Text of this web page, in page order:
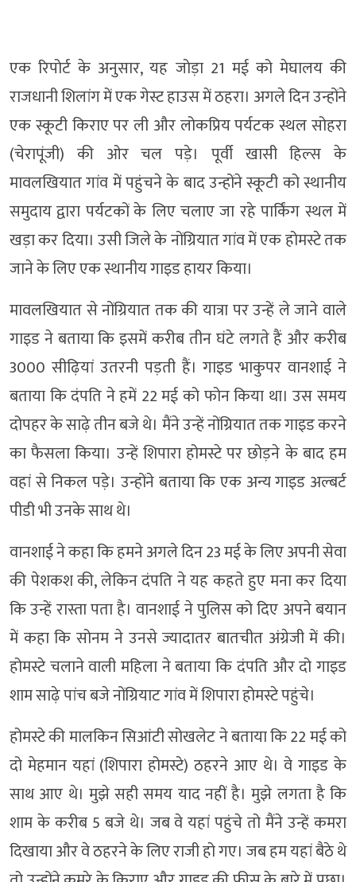
एक रिपोर्ट के अनुसार, यह जोड़ा 21 मई को मेघालय की
राजधानी शिलांग में एक गेस्ट हाउस में ठहरा। अगले दिन उन्होंने
एक स्कूटी किराए पर ली और लोकप्रिय पर्यटक स्थल सोहरा
(चेरापूंजी) की ओर चल पड़े। पूर्वी खासी हिल्स के
मावलखियात गांव में पहुंचने के बाद उन्होंने स्कूटी को स्थानीय
समुदाय द्वारा पर्यटकों के लिए चलाए जा रहे पार्किंग स्थल में
खड़ा कर दिया। उसी जिले के नोंग्रियात गांव में एक होमस्टे तक
जाने के लिए एक स्थानीय गाइड हायर किया।
मावलखियात से नोंग्रियात तक की यात्रा पर उन्हें ले जाने वाले
गाइड ने बताया कि इसमें करीब तीन घंटे लगते हैं और करीब
3000 सीढ़ियां उतरनी पड़ती हैं। गाइड भाकुपर वानशाई ने
बताया कि दंपति ने हमें 22 मई को फोन किया था। उस समय
दोपहर के साढ़े तीन बजे थे। मैंने उन्हें नोंग्रियात तक गाइड करने
का फैसला किया। उन्हें शिपारा होमस्टे पर छोड़ने के बाद हम
वहां से निकल पड़े। उन्होंने बताया कि एक अन्य गाइड अल्बर्ट
पीडी भी उनके साथ थे।
वानशाई ने कहा कि हमने अगले दिन 23 मई के लिए अपनी सेवा
की पेशकश की, लेकिन दंपति ने यह कहते हुए मना कर दिया
कि उन्हें रास्ता पता है। वानशाई ने पुलिस को दिए अपने बयान
में कहा कि सोनम ने उनसे ज्यादातर बातचीत अंग्रेजी में की।
होमस्टे चलाने वाली महिला ने बताया कि दंपति और दो गाइड
शाम साढ़े पांच बजे नोंग्रियाट गांव में शिपारा होमस्टे पहुंचे।
होमस्टे की मालकिन सिआंटी सोखलेट ने बताया कि 22 मई को
दो मेहमान यहां (शिपारा होमस्टे) ठहरने आए थे। वे गाइड के
साथ आए थे। मुझे सही समय याद नहीं है। मुझे लगता है कि
शाम के करीब 5 बजे थे। जब वे यहां पहुंचे तो मैंने उन्हें कमरा
दिखाया और वे ठहरने के लिए राजी हो गए। जब ​​हम यहां बैठे थे